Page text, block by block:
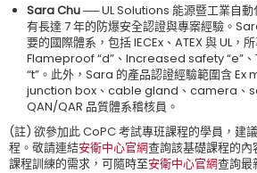
Sara Chu ──UL Solutions 能源暨工業自
有長達 7 年的防爆安全認證與專案經驗。
要的國際體系，包括 IECEx、ATEX 與 UL，
Flameproof “d”、Increased safety “e”、
“t”。此外，Sara 的產品認證經驗範圍含
junction box、cable gland、camera、
QAN/QAR 品質體系稽核員。
(註) 欲參加此 CoPC 考試專班課程的學員，建
程。敬請連結安衛中心官網查詢該基礎課程的
課程訓練的需求，可隨時至安衛中心官網查詢最